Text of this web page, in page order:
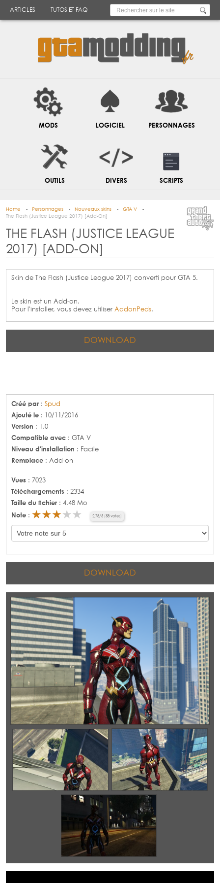
ARTICLES TUTOS ET FAQ
MODS LOGICIEL PERSONNAGES
OUTILS DIVERS SCRIPTS
Home Personnages Nouveaux skins
GTA V
The Flash (Justice League 2017) [Add-On]
THE FLASH (JUSTICE LEAGUE
2017) [ADD-ON]
Skin de The Flash (Justice League 2017) converti pour GTA 5.
Le skin est un Add-on.
Pour l'installer, vous devez utiliser AddonPeds.
DOWNLOAD
Créé par : Spud
Ajouté le : 10/11/2016
Version : 1.0
Compatible avec : GTA V
Niveau d'installation : Facile
Remplace : Add-on
Vues : 7023
Téléchargements : 2334
Taille du fichier : 4.48 Mo
Note : 2,78/5 58 votes)
DOWNLOAD